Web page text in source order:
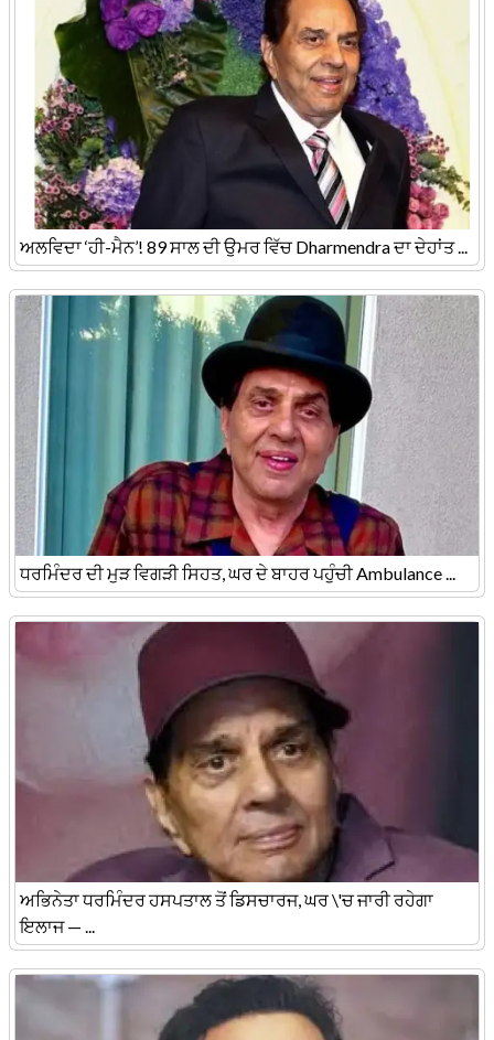
ਅਲਵਿਦਾ ‘ਹੀ-ਮੈਨ’! 89 ਸਾਲ ਦੀ ਉਮਰ ਵਿੱਚ Dharmendra ਦਾ ਦੇਹਾਂਤ ...
ਧਰਮਿੰਦਰ ਦੀ ਮੁੜ ਵਿਗੜੀ ਸਿਹਤ, ਘਰ ਦੇ ਬਾਹਰ ਪਹੁੰਚੀ Ambulance ...
ਅਭਿਨੇਤਾ ਧਰਮਿੰਦਰ ਹਸਪਤਾਲ ਤੋਂ ਡਿਸਚਾਰਜ, ਘਰ \'ਚ ਜਾਰੀ ਰਹੇਗਾ
ਇਲਾਜ — ...